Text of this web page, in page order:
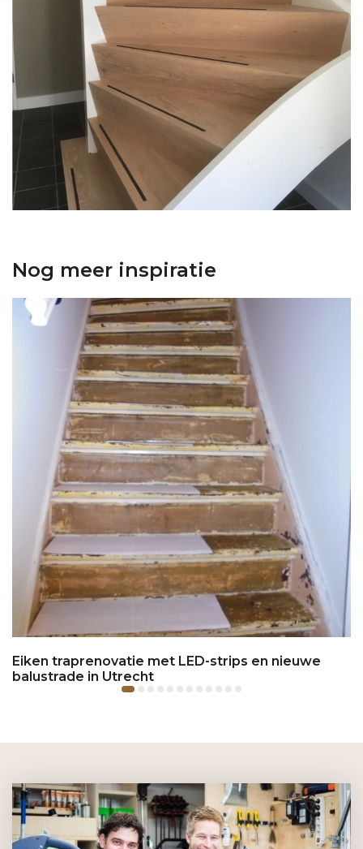
Nog meer inspiratie
Eiken traprenovatie met LED-strips en nieuwe
balustrade in Utrecht